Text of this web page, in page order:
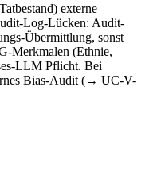
externe
Log-Lücken: Audit-
Übermittlung, sonst
Merkmalen (Ethnie,
LLM Pflicht. Bei
Bias-Audit (→ UC-V-